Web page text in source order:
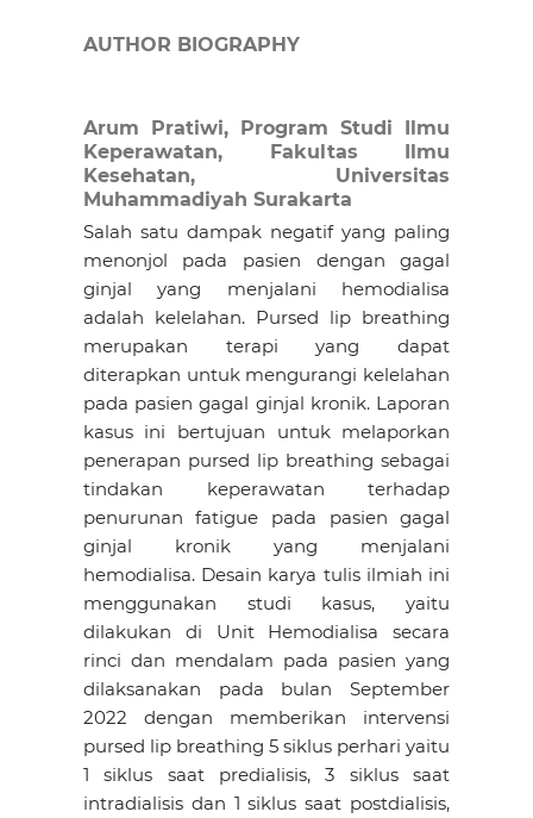
AUTHOR BIOGRAPHY
Arum Pratiwi, Program Studi Ilmu
Keperawatan, Fakultas Ilmu
Kesehatan, Universitas
Muhammadiyah Surakarta
Salah satu dampak negatif yang paling
menonjol pada pasien dengan gagal
ginjal yang menjalani hemodialisa
adalah kelelahan. Pursed lip breathing
merupakan terapi yang dapat
diterapkan untuk mengurangi kelelahan
pada pasien gagal ginjal kronik. Laporan
kasus ini bertujuan untuk melaporkan
penerapan pursed lip breathing sebagai
tindakan keperawatan terhadap
penurunan fatigue pada pasien gagal
ginjal kronik yang menjalani
hemodialisa. Desain karya tulis ilmiah ini
menggunakan studi kasus, yaitu
dilakukan di Unit Hemodialisa secara
rinci dan mendalam pada pasien yang
dilaksanakan pada bulan September
2022 dengan memberikan intervensi
pursed lip breathing 5 siklus perhari yaitu
1 siklus saat predialisis, 3 siklus saat
intradialisis dan 1 siklus saat postdialisis,